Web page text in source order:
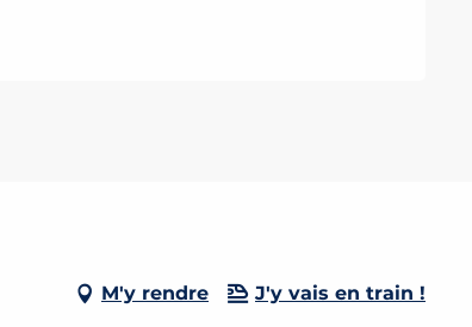
M'y rendre J'y vais en train !